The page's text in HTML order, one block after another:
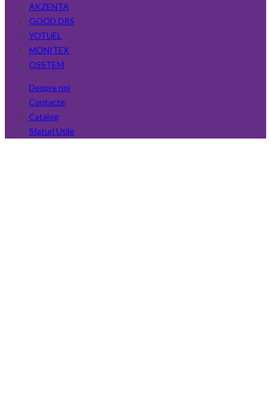
AKZENTA
GOOD DRS
YOTUEL
MONITEX
OSSTEM
Despre noi
Contacte
Catalog
Sfaturi Utile